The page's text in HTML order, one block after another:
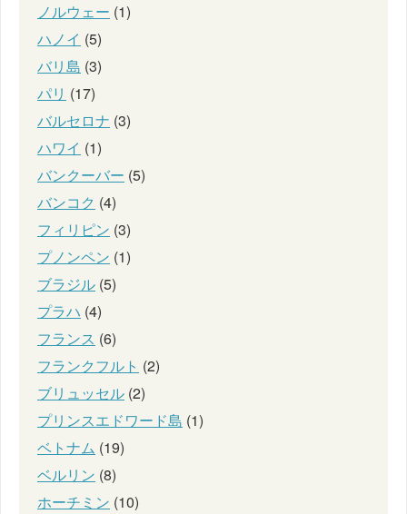
ノルウェー (1)
ハノイ (5)
バリ島 (3)
パリ (17)
バルセロナ (3)
ハワイ (1)
バンクーバー (5)
バンコク (4)
フィリピン (3)
プノンペン (1)
ブラジル (5)
プラハ (4)
フランス (6)
フランクフルト (2)
ブリュッセル (2)
プリンスエドワード島 (1)
ベトナム (19)
ベルリン (8)
ホーチミン (10)